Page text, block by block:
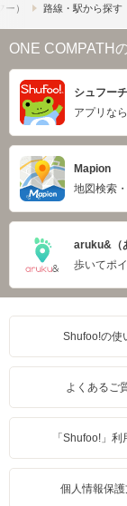
） 路線・駅から探す
ONE COMPATH
シュフー
アプリな
Mapion
地図検索
aruku&（
歩いてポ
Shufoo!の使
よくあるご
「Shufoo!」利
個人情報保